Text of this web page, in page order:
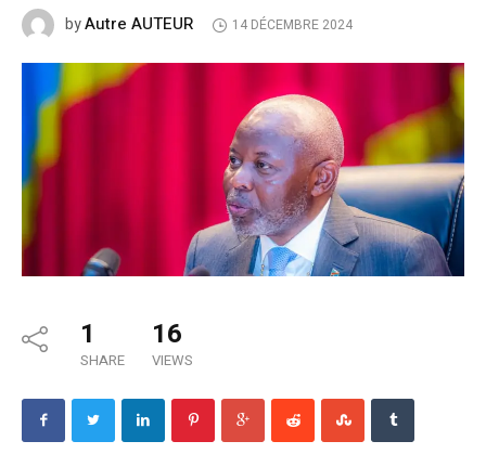
byAutre AUTEUR 14 DÉCEMBRE 2024
1
SHARE
16
VIEWS